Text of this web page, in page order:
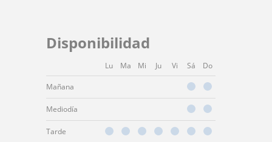
Disponibilidad
Lu Ma Mi Ju Vi Sá Do
Mañana
Mediodía
Tarde